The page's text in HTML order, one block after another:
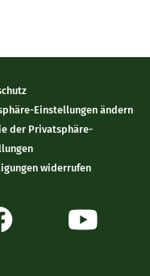
Einstellungen ändern
der Privatsphäre-
widerrufen